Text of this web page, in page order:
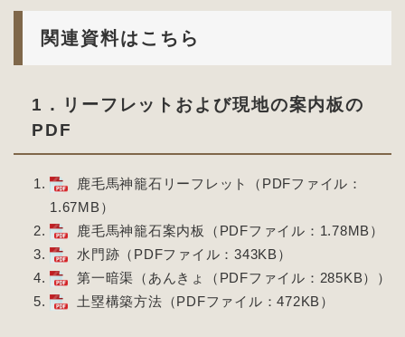
関連資料はこちら
1．リーフレットおよび現地の案内板の
PDF
鹿毛馬神籠石リーフレット（PDFファイル：
1.67MB）
鹿毛馬神籠石案内板（PDFファイル：1.78MB）
水門跡（PDFファイル：343KB）
第一暗渠（あんきょ（PDFファイル：285KB）
）
土塁構築方法（PDFファイル：472KB）